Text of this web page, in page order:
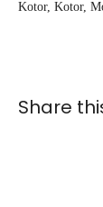
Kotor, Kotor,
Share